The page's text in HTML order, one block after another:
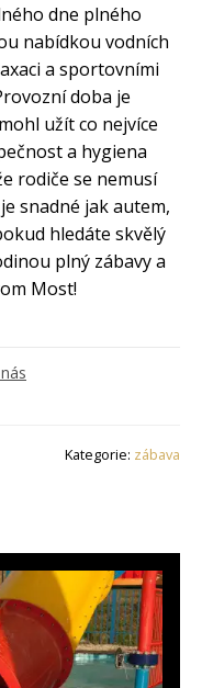
dne plného
nabídkou vodních
a sportovními
doba je
užít co nejvíce
a hygiena
rodiče se nemusí
snadné jak autem,
hledáte skvělý
plný zábavy a
Most!
Kategorie: zábava